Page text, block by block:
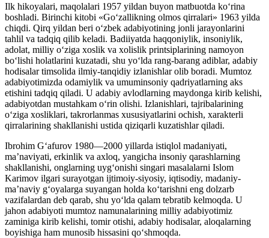
Ilk hikoyalari, maqolalari 1957 yildan buyon matbuotda ko‘rina
boshladi. Birinchi kitobi «Go‘zallikning olmos qirralari» 1963 yilda
chiqdi. Qirq yildan beri o‘zbek adabiyotining jonli jarayonlarini
tahlil va tadqiq qilib keladi. Badiiyatda haqqoniylik, insoniylik,
adolat, milliy o‘ziga xoslik va xolislik printsiplarining namoyon
bo‘lishi holatlarini kuzatadi, shu yo‘lda rang-barang adiblar, adabiy
hodisalar timsolida ilmiy-tanqidiy izlanishlar olib boradi. Mumtoz
adabiyotimizda odamiylik va umuminsoniy qadriyatlarning aks
etishini tadqiq qiladi. U adabiy avlodlarning maydonga kirib kelishi,
adabiyotdan mustahkam o‘rin olishi. Izlanishlari, tajribalarining
o‘ziga xosliklari, takrorlanmas xususiyatlarini ochish, xarakterli
qirralarining shakllanishi ustida qiziqarli kuzatishlar qiladi.
Ibrohim G‘afurov 1980—2000 yillarda istiqlol madaniyati,
ma’naviyati, erkinlik va axloq, yangicha insoniy qarashlarning
shakllanishi, onglarning uyg‘onishi singari masalalarni Islom
Karimov ilgari surayotgan ijtimoiy-siyosiy, iqtisodiy, madaniy-
ma’naviy g‘oyalarga suyangan holda ko‘tarishni eng dolzarb
vazifalardan deb qarab, shu yo‘lda qalam tebratib kelmoqda. U
jahon adabiyoti mumtoz namunalarining milliy adabiyotimiz
zaminiga kirib kelishi, tomir otishi, adabiy hodisalar, aloqalarning
boyishiga ham munosib hissasini qo‘shmoqda.